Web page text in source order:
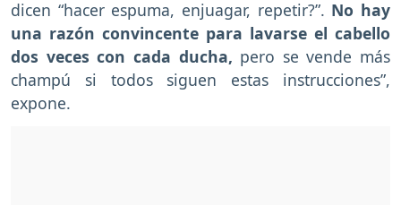
dicen “hacer espuma, enjuagar, repetir?”. No hay
una razón convincente para lavarse el cabello
dos veces con cada ducha, pero se vende más
champú si todos siguen estas instrucciones”,
expone.